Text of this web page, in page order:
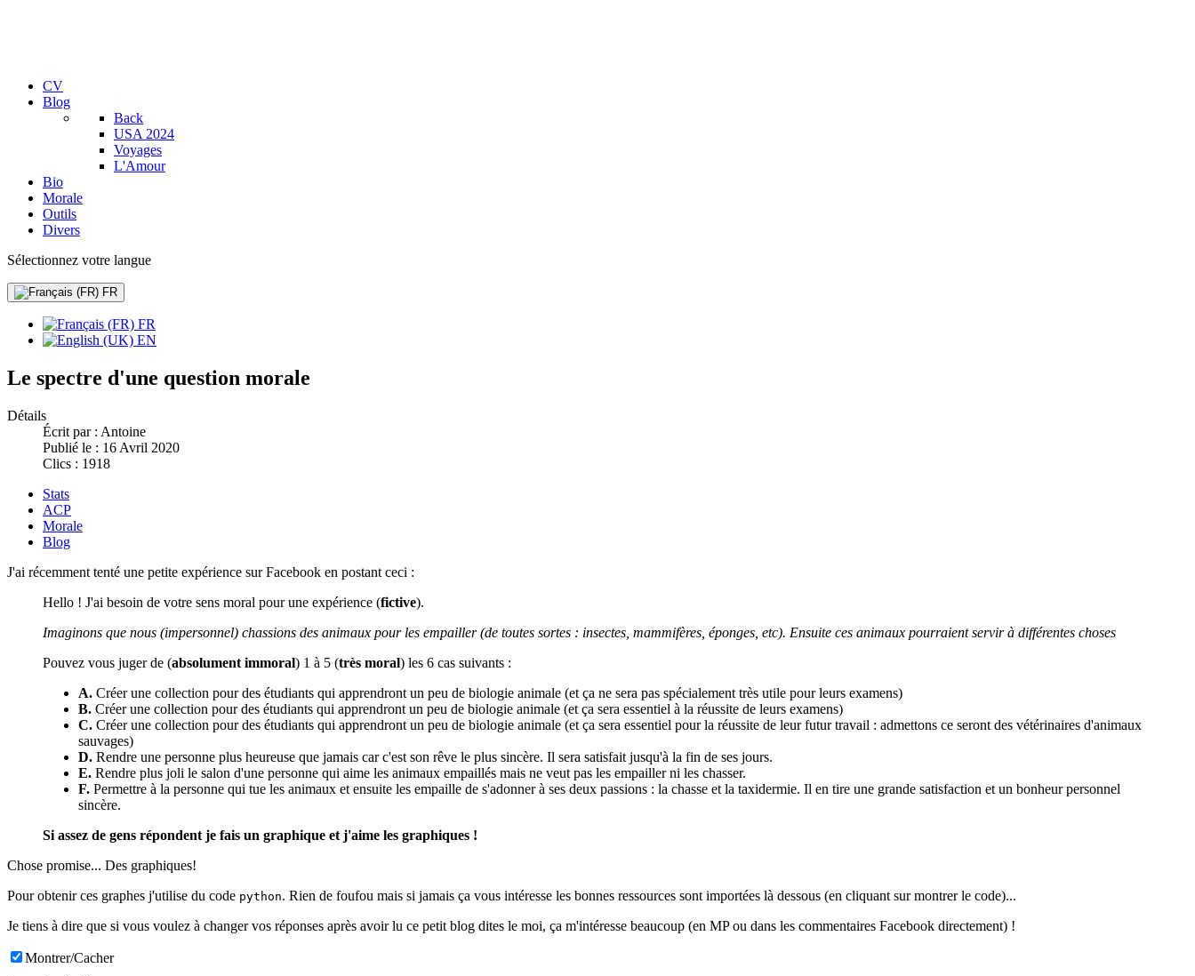
CV
Blog
Back
USA 2024
Voyages
L'Amour
Bio
Morale
Outils
Divers
Sélectionnez votre langue
FR
FR
EN
Le spectre d'une question morale
Détails
Écrit par : Antoine
Publié le : 16 Avril 2020
Clics : 1918
Stats
ACP
Morale
Blog
J'ai récemment tenté une petite expérience sur Facebook en postant ceci :
Hello ! J'ai besoin de votre sens moral pour une expérience (fictive).
Imaginons que nous (impersonnel) chassions des animaux pour les empailler (de toutes sortes : insectes, mammifères, éponges, etc). Ensuite ces animaux pourraient servir à différentes choses
Pouvez vous juger de (absolument immoral) 1 à 5 (très moral) les 6 cas suivants :
A. Créer une collection pour des étudiants qui apprendront un peu de biologie animale (et ça ne sera pas spécialement très utile pour leurs examens)
B. Créer une collection pour des étudiants qui apprendront un peu de biologie animale (et ça sera essentiel à la réussite de leurs examens)
C. Créer une collection pour des étudiants qui apprendront un peu de biologie animale (et ça sera essentiel pour la réussite de leur futur travail : admettons ce seront des vétérinaires d'animaux
sauvages)
D. Rendre une personne plus heureuse que jamais car c'est son rêve le plus sincère. Il sera satisfait jusqu'à la fin de ses jours.
E. Rendre plus joli le salon d'une personne qui aime les animaux empaillés mais ne veut pas les empailler ni les chasser.
F. Permettre à la personne qui tue les animaux et ensuite les empaille de s'adonner à ses deux passions : la chasse et la taxidermie. Il en tire une grande satisfaction et un bonheur personnel
sincère.
Si assez de gens répondent je fais un graphique et j'aime les graphiques !
Chose promise... Des graphiques!
Pour obtenir ces graphes j'utilise du code python. Rien de foufou mais si jamais ça vous intéresse les bonnes ressources sont importées là dessous (en cliquant sur montrer le code)...
Je tiens à dire que si vous voulez à changer vos réponses après avoir lu ce petit blog dites le moi, ça m'intéresse beaucoup (en MP ou dans les commentaires Facebook directement) !
Montrer/Cacher